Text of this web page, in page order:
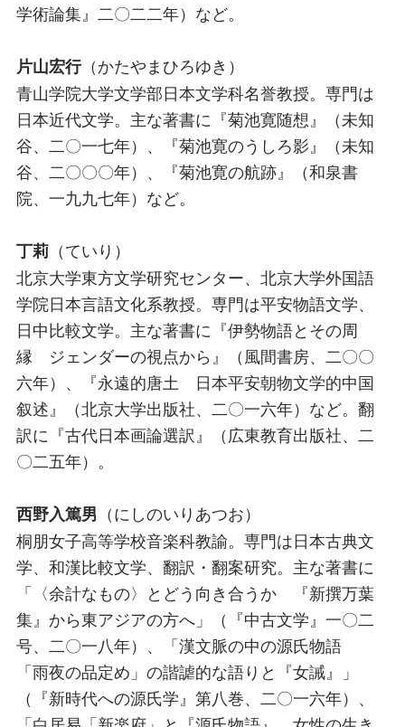
学術論集』二〇二二年）など。
片山宏行（かたやまひろゆき）
青山学院大学文学部日本文学科名誉教授。専門は
日本近代文学。主な著書に『菊池寛随想』（未知
谷、二〇一七年）、『菊池寛のうしろ影』（未知
谷、二〇〇〇年）、『菊池寛の航跡』（和泉書
院、一九九七年）など。
丁莉 （ていり）
北京大学東方文学研究センター、北京大学外国語
学院日本言語文化系教授。専門は平安物語文学、
日中比較文学。主な著書に『伊勢物語とその周
縁 ジェンダーの視点から』（風間書房、二〇〇
六年）、『永遠的唐土 日本平安朝物文学的中国
叙述』（北京大学出版社、二〇一六年）など。翻
訳に『古代日本画論選訳』（広東教育出版社、二
〇二五年）。
西野入篤男 （にしのいりあつお）
桐朋女子高等学校音楽科教諭。専門は日本古典文
学、和漢比較文学、翻訳・翻案研究。主な著書に
「〈余計なもの〉とどう向き合うか 『新撰万葉
集』から東アジアの方へ」（『中古文学』一〇二
号、二〇一八年）、「漢文脈の中の源氏物語
「雨夜の品定め」の諧謔的な語りと『女誡』」
（『新時代への源氏学』第八巻、二〇一六年）、